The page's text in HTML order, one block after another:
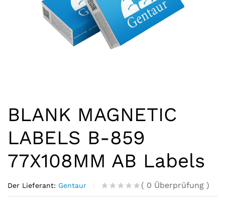
BLANK MAGNETIC
LABELS B-859
77X108MM AB Labels
Der Lieferant: Gentaur
R
0
( 0 Überprüfung )